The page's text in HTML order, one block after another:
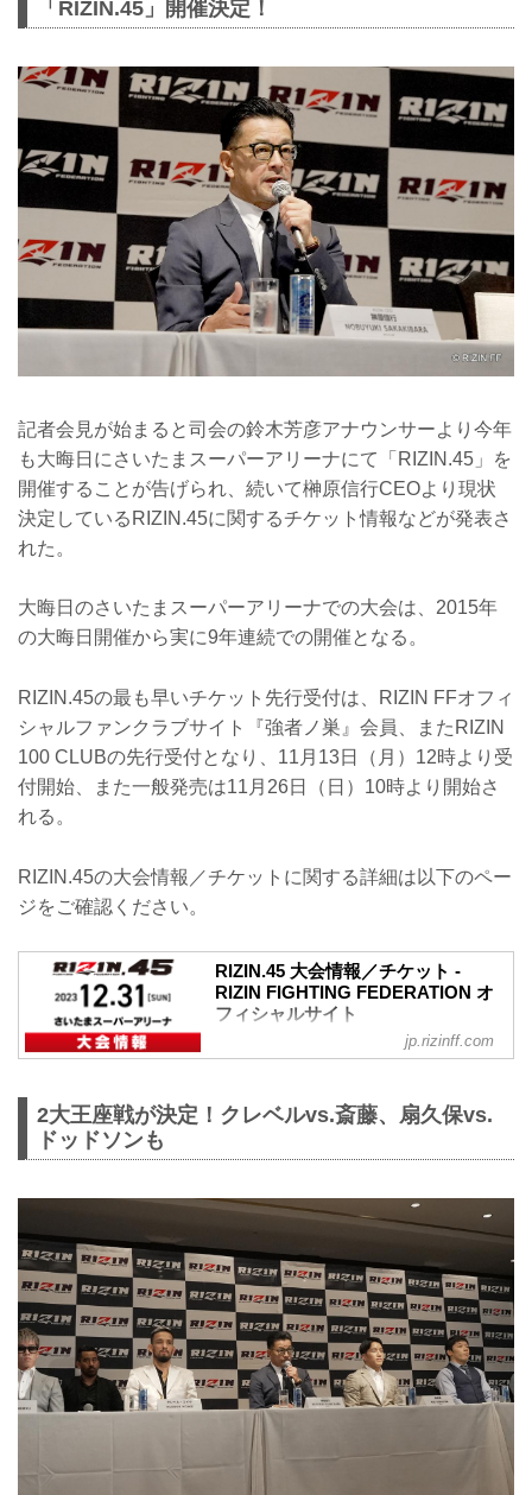
「RIZIN.45」開催決定！
記者会見が始まると司会の鈴木芳彦アナウンサーより今年
も大晦日にさいたまスーパーアリーナにて「RIZIN.45」を
開催することが告げられ、続いて榊原信行CEOより現状
決定しているRIZIN.45に関するチケット情報などが発表さ
れた。
大晦日のさいたまスーパーアリーナでの大会は、2015年
の大晦日開催から実に9年連続での開催となる。
RIZIN.45の最も早いチケット先行受付は、RIZIN FFオフィ
シャルファンクラブサイト『強者ノ巣』会員、またRIZIN
100 CLUBの先行受付となり、11月13日（月）12時より受
付開始、また一般発売は11月26日（日）10時より開始さ
れる。
RIZIN.45の大会情報／チケットに関する詳細は以下のペー
ジをご確認ください。
RIZIN.45 大会情報／チケット -
RIZIN FIGHTING FEDERATION オ
フィシャルサイト
定）/ 14:00開始（予定）
RIZIN FFオフィシャルサイトにてご案内
会場
さいたまスーパーアリーナ
JR京浜東北線・JR上野東京ライン（宇都
宮線・高崎線）「さいたま新都心」駅か
ら徒歩3分
JR埼京線「北与野」駅から徒歩7分
たまアリ△タウン ー キテ、ミテ、ジッカ
ン
「たまアリ△タウン」のサイトです。
「さいたまスーパーアリーナ」、「けや
きひろば」、「TO...
jp.rizinff.com
2大王座戦が決定！クレベルvs.斎藤、扇久保vs.
ドッドソンも